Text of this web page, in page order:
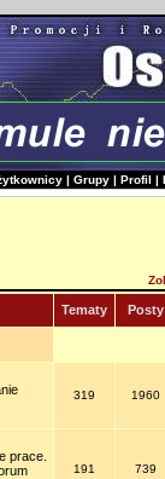
| Grupy | Profil |
Tematy Posty
319 1960
prace.
191 739